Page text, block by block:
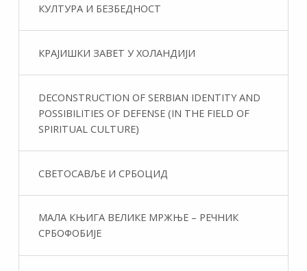
КУЛТУРА И БЕЗБЕДНОСТ
КРАЈИШКИ ЗАВЕТ У ХОЛАНДИЈИ
DECONSTRUCTION OF SERBIAN IDENTITY AND
POSSIBILITIES OF DEFENSE (IN THE FIELD OF
SPIRITUAL CULTURE)
СВЕТОСАВЉЕ И СРБОЦИД
МАЛА КЊИГА ВЕЛИКЕ МРЖЊЕ – РЕЧНИК
СРБОФОБИЈЕ